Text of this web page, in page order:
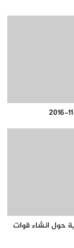
حول انشاء قوات